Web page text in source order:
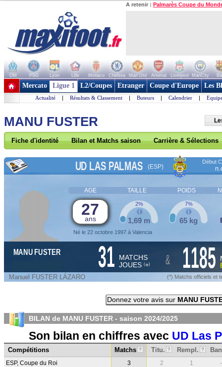
A retenir : Palmarès Coupe du
OM PSG Lyon Lille Monaco Chelsea Man Utd Arsenal Liverpool ManCity
+ de clubs
Mercato Ligue 1 L2/Coupes Etranger Coupe d'Europe Les
Actualité | Résultats & Classement | Buteurs | Calendrier |
MANU FUSTER
Fiche d'identité Bilan et Matchs saison Carrière & Sélections
UD LAS PALMAS (ESP)
Début
AGE TAILLE POIDS
27
ans
Né le 22 octobre 1997 à Valencia
1,69 m
2%
65 kg
7%
MANU FUSTER 31 MATCHS
JOUES (*) & 1185
Manuel FUSTER LÁZARO (*) Matchs officiels et
Donnez votre avis sur MANU
BILAN de MANU FUSTER - saison 2024/2025
Son bilan en chiffres avec UD Las
Compétitions Matchs ? Titu. ? Rempl. ?
ESP, Coupe du Roi 3 2 1
-